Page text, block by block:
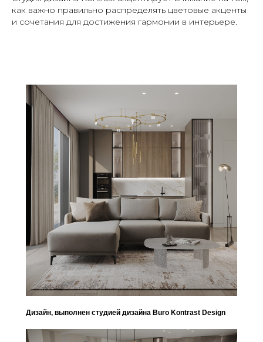
как важно правильно распределять цветовые акценты
и сочетания для достижения гармонии в интерьере.
Дизайн, выполнен студией дизайна Buro Kontrast Design